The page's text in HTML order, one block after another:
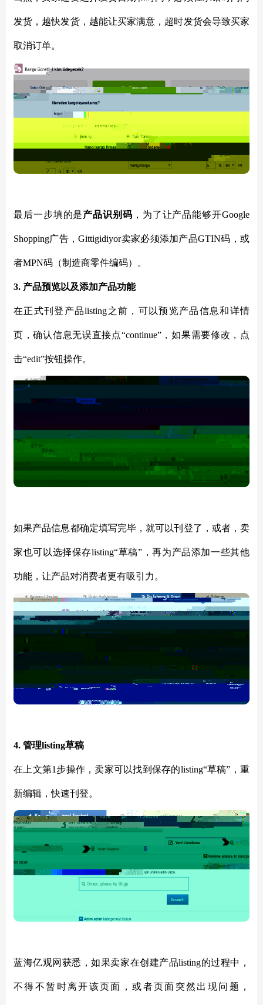
发货，越快发货，越能让买家满意，超时发货会导致买家
取消订单。
最后一步填的是产品识别码 ，为了让产品能够开Google
Shopping广告，Gittigidiyor卖家必须添加产品GTIN码，或
者MPN码（制造商零件编码）。
3. 产品预览以及添加产品功能
在正式刊登产品listing之前，可以预览产品信息和详情
页，确认信息无误直接点“continue”，如果需要修改，点
击“edit”按钮操作。
如果产品信息都确定填写完毕，就可以刊登了，或者，卖
家也可以选择保存listing“草稿”，再为产品添加一些其他
功能，让产品对消费者更有吸引力。
4. 管理listing草稿
在上文第1步操作，卖家可以找到保存的listing“草稿”，重
新编辑，快速刊登。
蓝海亿观网获悉，如果卖家在创建产品listing的过程中，
不得不暂时离开该页面，或者页面突然出现问题，